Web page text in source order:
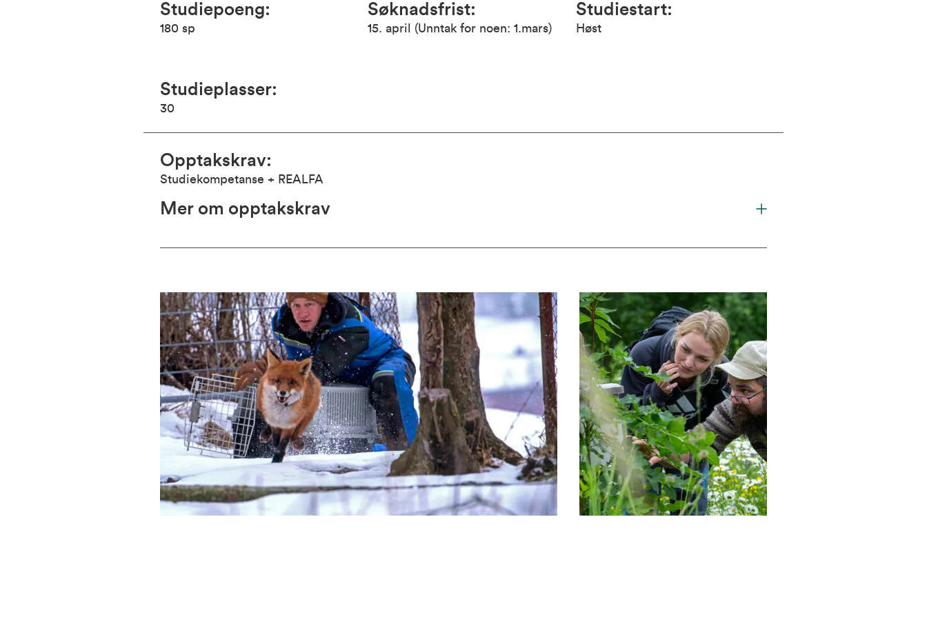
Studiepoeng:
180 sp
Søknadsfrist:
15. april (Unntak for noen: 1.mars)
Studiestart:
Høst
Studieplasser:
30
Opptakskrav:
Studiekompetanse + REALFA
Mer om opptakskrav